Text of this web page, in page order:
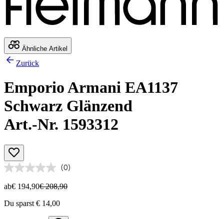
Ähnliche Artikel
Zurück
Emporio Armani EA1137
Schwarz Glänzend
Art.-Nr. 1593312
(0)
ab€ 194,90€ 208,90
Du sparst € 14,00